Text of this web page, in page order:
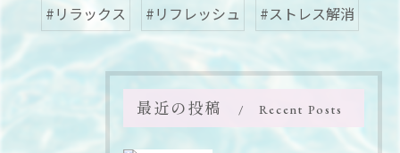
#リラックス #リフレッシュ #ストレス解消
最近の投稿 Recent Posts